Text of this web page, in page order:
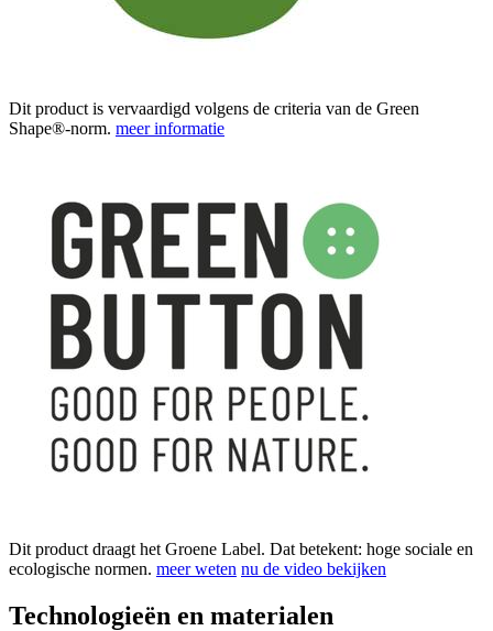
Dit product is vervaardigd volgens de criteria van de Green
Shape®-norm. meer informatie
Dit product draagt het Groene Label. Dat betekent: hoge sociale en
ecologische normen. meer weten nu de video bekijken
Technologieën en materialen